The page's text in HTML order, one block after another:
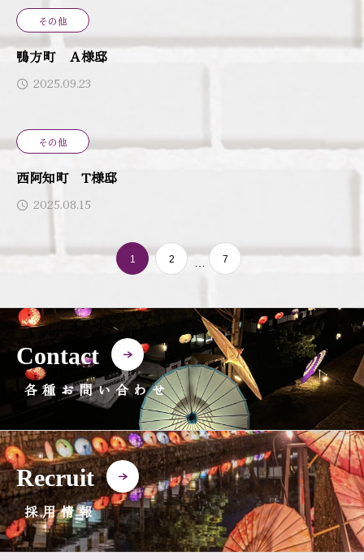
その他
鴨方町 Ａ様邸
2025.09.23
その他
西阿知町 T様邸
2025.08.15
1 2 7
Contact
各種お問い合わせ
Recruit
採用情報